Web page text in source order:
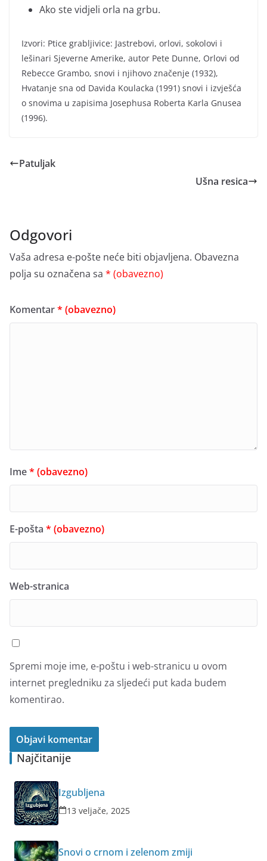
Ako ste vidjeli orla na grbu.
Izvori: Ptice grabljivice: Jastrebovi, orlovi, sokolovi i
lešinari Sjeverne Amerike, autor Pete Dunne, Orlovi od
Rebecce Grambo, snovi i njihovo značenje (1932),
Hvatanje sna od Davida Koulacka (1991) snovi i izvješća
o snovima u zapisima Josephusa Roberta Karla Gnusea
(1996).
Patuljak
Ušna resica
Odgovori
Vaša adresa e-pošte neće biti objavljena. Obavezna
polja su označena sa * (obavezno)
Komentar* (obavezno)
Ime* (obavezno)
E-pošta * (obavezno)
Web-stranica
Spremi moje ime, e-poštu i web-stranicu u ovom
internet pregledniku za sljedeći put kada budem
komentirao.
Najčitanije
Izgubljena
13 veljače, 2025
Snovi o crnom i zelenom zmiji